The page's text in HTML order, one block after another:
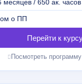
месяцев / 650 ак. часов
о ПП
Посмотреть программу